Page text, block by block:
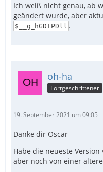
Ich weiß nicht genau, ab
geändert wurde, aber
$__g_hGDIPDll .
oh-ha
Fortgeschrittener
19. September 2021 um 09:05
Danke dir Oscar
Habe die neueste
aber noch von einer